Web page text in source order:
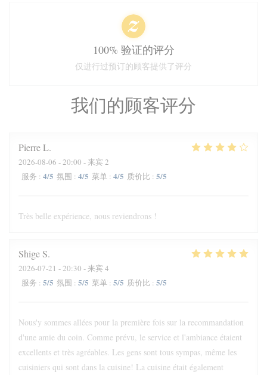
我们的顾客评分
PierreL
2026-08-06 - 20:00 - 来宾 2
服务 : 4/5 氛围 : 4/5 菜单 : 4/5 质价比 : 5/5
Très belle expérience, nous reviendrons !
Shige S
2026-07-21 - 20:30 - 来宾 4
服务 : 5/5 氛围 : 5/5 菜单 : 5/5 质价比 : 5/5
Nous'y sommes allées pour la première fois sur la recommandation
d'une amie du coin. Comme prévu, le service et l'ambiance étaient
excellents et très agréables. Les gens sont tous sympas, même les
cuisiniers qui sont dans la cuisine! La cuisine était également
100% 验证的评分
仅进行过预订的顾客提供了评分